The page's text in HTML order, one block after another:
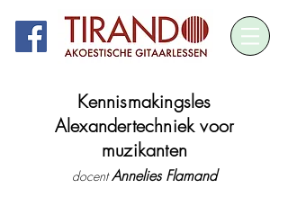
Kennismakingsles
Alexandertechniek voor
muzikanten
docentAnnelies Flamand